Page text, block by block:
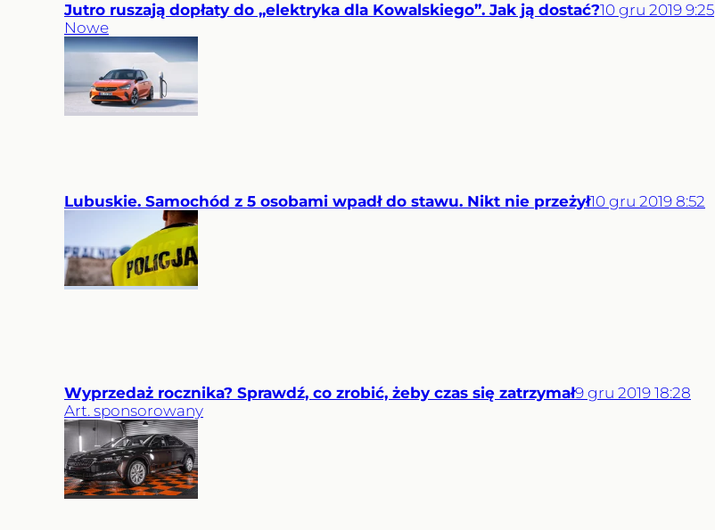
Jutro ruszają dopłaty do „elektryka dla Kowalskiego”. Jak ją dostać?10 gru 2019 9:25
Nowe
Lubuskie. Samochód z 5 osobami wpadł do stawu. Nikt nie przeżył10 gru 2019 8:52
Wyprzedaż rocznika? Sprawdź, co zrobić, żeby czas się zatrzymał9 gru 2019 18:28
Art. sponsorowany